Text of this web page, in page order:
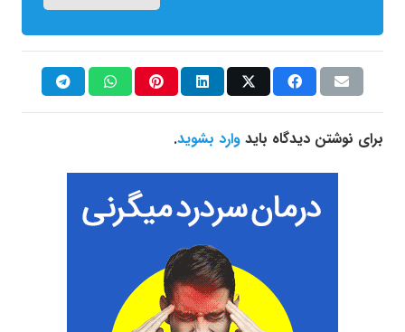
برای نوشتن دیدگاه باید وارد بشوید.